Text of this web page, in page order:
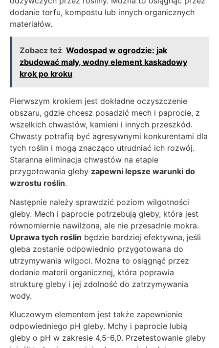
dodanie torfu, kompostu lub innych organicznych
materiałów.
Zobacz też Wodospad w ogrodzie: jak
zbudować mały, wodny element kaskadowy
krok po kroku
Pierwszym krokiem jest dokładne oczyszczenie
obszaru, gdzie chcesz posadzić mech i paprocie, z
wszelkich chwastów, kamieni i innych przeszkód.
Chwasty potrafią być agresywnymi konkurentami dla
tych roślin i mogą znacząco utrudniać ich rozwój.
Staranna eliminacja chwastów na etapie
przygotowania gleby zapewni lepsze warunki do
wzrostu roślin.
Następnie należy sprawdzić poziom wilgotności
gleby. Mech i paprocie potrzebują gleby, która jest
równomiernie nawilżona, ale nie przesadnie mokra.
Uprawa tych roślin będzie bardziej efektywna, jeśli
gleba zostanie odpowiednio przygotowana do
utrzymywania wilgoci. Można to osiągnąć przez
dodanie materii organicznej, która poprawia
strukturę gleby i jej zdolność do zatrzymywania
wody.
Kluczowym elementem jest także zapewnienie
odpowiedniego pH gleby. Mchy i paprocie lubią
gleby o pH w zakresie 4,5-6,0. Przetestowanie gleby